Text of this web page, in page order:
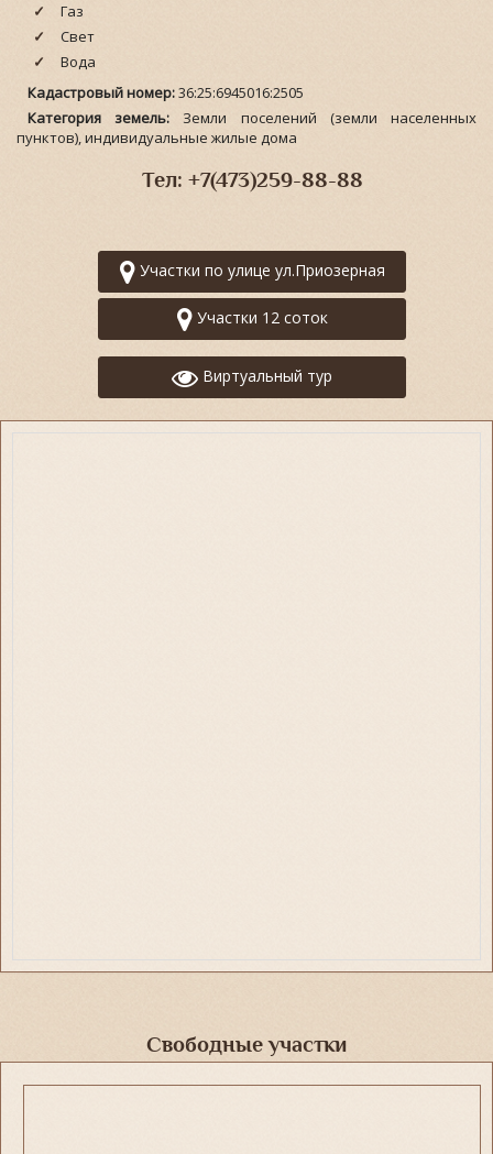
Газ
Свет
Вода
Кадастровый номер:36:25:6945016:2505
Категория земель: Земли поселений (земли населенных
пунктов), индивидуальные жилые дома
Тел: +7(473)259-88-88
Участки по улице ул.Приозерная
Участки 12 соток
Виртуальный тур
Свободные участки